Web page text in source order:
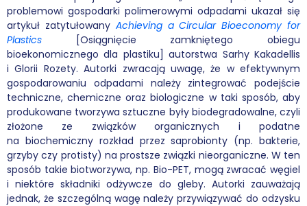
problemowi gospodarki polimerowymi odpadami ukazał się
artykuł zatytułowany Achieving a Circular Bioeconomy for
Plastics [Osiągnięcie zamkniętego obiegu
bioekonomicznego dla plastiku] autorstwa Sarhy Kakadellis
i Glorii Rozety. Autorki zwracają uwagę, że w efektywnym
gospodarowaniu odpadami należy zintegrować podejście
techniczne, chemiczne oraz biologiczne w taki sposób, aby
produkowane tworzywa sztuczne były biodegradowalne, czyli
złożone ze związków organicznych i podatne
na biochemiczny rozkład przez saprobionty (np. bakterie,
grzyby czy protisty) na prostsze związki nieorganiczne. W ten
sposób takie biotworzywa, np. Bio-PET, mogą zwracać węgiel
i niektóre składniki odżywcze do gleby. Autorki zauważają
jednak, że szczególną wagę należy przywiązywać do odzysku